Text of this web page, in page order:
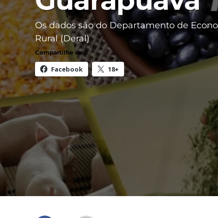
Os dados são do Departamento de
Rural (Deral)
Compartilhe isso:
Facebook 18+